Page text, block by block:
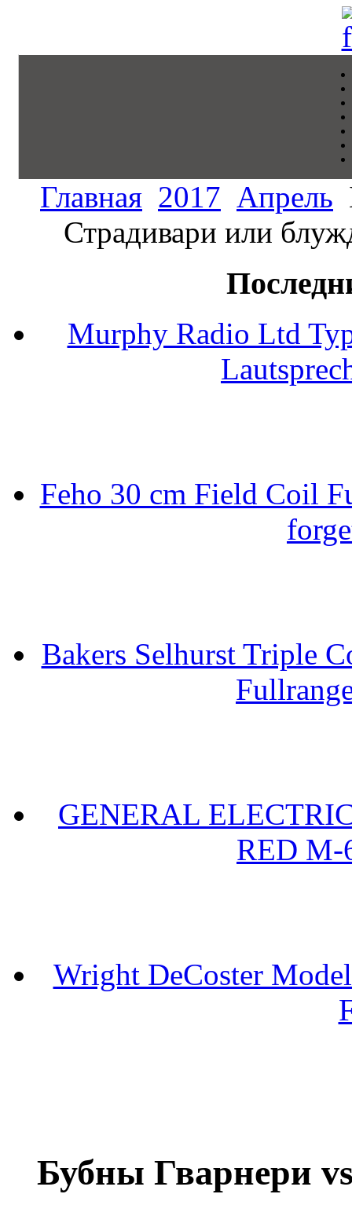
Главная 2017 Апрель
Страдивари или
Murphy Radio Ltd
Feho 30 cm Field Coil
Bakers Selhurst Triple
GENERAL
RED M-
Wright DeCoster
Бубны Гварнери